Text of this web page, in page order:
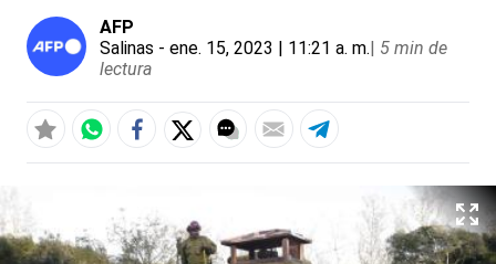
AFP
Salinas - ene. 15, 2023 | 11:21 a. m.| 5 min de
lectura